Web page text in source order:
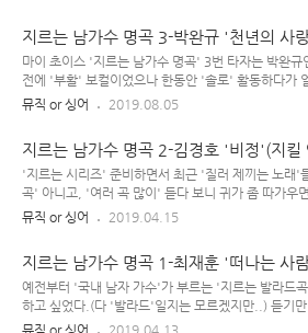
고 싶다면 2003년 MBC 드라마 를 보면 된다.(전설의
라마'~) '지르는 남가수 명곡' 시리즈~ 2001년에 나
의 '노래' 자체에 대한 인지도가 그리 크진 않지만, 정
이게 하는 고음으로 해당 '가수'에 대한 인지도는 좀 있
지르는 남가수 명곡 3-박완규 '천년의 사
전문 완규)
마이 초이스 '지르는 남가수 명곡' 3번 타자는 박완규
전에 '부활' 보컬이었으나 한동안 '솔로' 활동하다가
다시 '그룹 부활'에 합류한 모양이다. 5대 보컬 박완규
이상 감량했다고 한다.(의지의 한국인!) 20대 시절만
림'은 아니지만(아래 사진), 요즘 들어 이전보다 살 내
이며, 보컬로 열심히 활동 중이다. 가수 활동하며 무
많이 써서 박완규 '성대'가 예전 같지 않다고 하던데,
뮤직 or 싱어 2019.08.05
지르는 남가수 명곡 2-김경호 '비정'(지킬
드 경호)
'지르는 시리즈' 준비하면서 최근 '질러 제끼는 노래'
곡' 아니고, '여러 곡 많이' 듣다 보니 귀가 좀 따가우
기분이 슬쩍 꿀꿀해지는 경험을 했다.(파동이나 세포
수는 김경호인데, 김경호의 '락 스피릿 노래들' 중엔
꽤 많다. 하여, 많은 고민을 하였다. '잎사귀 많은 나
하나하나 떼어내며 선택할 수도 없고.. 김경호의 질러
곡들이 많은 관계로 '이 노래? 저 노래? 요 노래?' 하다
뮤직 or 싱어 2019.04.15
지르는 남가수 명곡 1-최재훈 '떠나는 사
해'(갓 재훈)
예전부터 '국내 남자 가수'가 부르는 '지르는 발라드
하고 싶었다.(다 '발라드'일지는 모르겠지만..) 듣기
슴이 뻥 뚫리는 것 같은 '사이다 고음'의 남자 가수 노
뮤직 or 싱어 2019.04.13